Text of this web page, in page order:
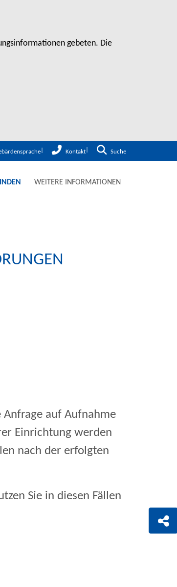
gebeten. Die
Kontakt Zur Suche
Suche
WEITERE INFORMATIONEN
auf Aufnahme
Einrichtung werden
nach der erfolgten
Sie in diesen Fällen